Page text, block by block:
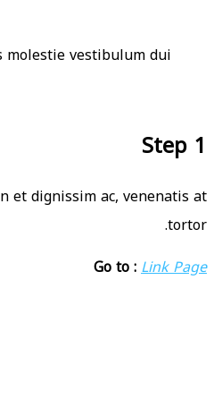
molestie vestibulum dui
Step 1
et dignissim ac, venenatis at
tortor.
Go to :Link Page